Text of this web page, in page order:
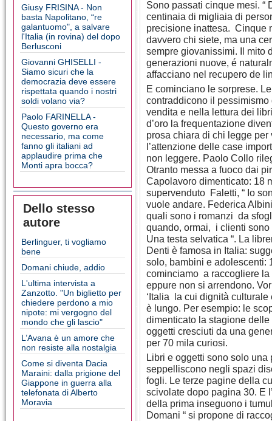
Giusy FRISINA - Non
basta Napolitano, “re
galantuomo", a salvare
l'Italia (in rovina) del dopo
Berlusconi
Giovanni GHISELLI -
Siamo sicuri che la
democrazia deve essere
rispettata quando i nostri
soldi volano via?
Paolo FARINELLA -
Questo governo era
necessario, ma come
fanno gli italiani ad
applaudire prima che
Monti apra bocca?
Dello stesso
autore
Berlinguer, ti vogliamo
bene
Domani chiude, addio
L'ultima intervista a
Zanzotto. "Un biglietto per
chiedere perdono a mio
nipote: mi vergogno del
mondo che gli lascio"
L’Avana è un amore che
non resiste alla nostalgia
Come si diventa Dacia
Maraini: dalla prigione del
Giappone in guerra alla
telefonata di Alberto
Moravia
Sono passati cinque mesi. “
centinaia di migliaia di
precisione inattesa. Cinque
davvero chi siete, ma una
sempre giovanissimi. Il mito
generazioni nuove, é
affacciano nel recupero de
E cominciano le sorprese.
contraddicono il
vendita e nella lettura dei
d’oro la frequentazione
prosa chiara di chi legge
l’attenzione delle case
non leggere. Paolo Collo
Otranto messa a fuoco dai
Capolavoro dimenticato: 18
supervenduto Faletti, “ Io
vuole andare. Federica
quali sono i romanzi da
quando, ormai, i clienti sono
Una testa selvatica “. La
Denti è famosa in Italia:
solo, bambini e adolescenti:
cominciamo a raccogliere
eppure non si arrendono.
‘Italia la cui dignità culturale
è lungo. Per esempio: le
dimenticato la stagione
oggetti cresciuti da una
per 70 mila curiosi.
Libri e oggetti sono solo
seppelliscono negli spazi
fogli. Le terze pagine della
scivolate dopo pagina 30. E
della prima inseguono i
Domani “ si propone di